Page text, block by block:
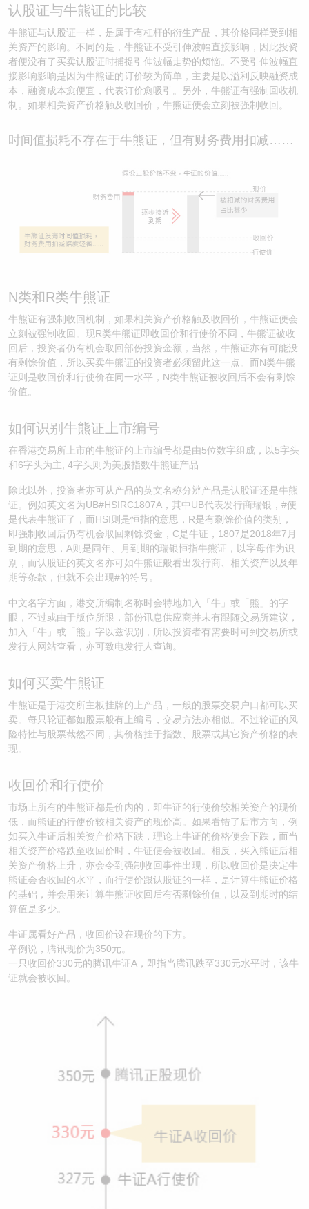
认股证与牛熊证的比较
牛熊证与认股证一样，是属于有杠杆的衍生产品，其价格同样受到相
关资产的影响。不同的是，牛熊证不受引伸波幅直接影响，因此投资
者便没有了买卖认股证时捕捉引伸波幅走势的烦恼。不受引伸波幅直
接影响影响是因为牛熊证的订价较为简单，主要是以溢利反映融资成
本，融资成本愈便宜，代表订价愈吸引。另外，牛熊证有强制回收机
制。如果相关资产价格触及收回价，牛熊证便会立刻被强制收回。
时间值损耗不存在于牛熊证，但有财务费用扣减……
N类和R类牛熊证
牛熊证有强制收回机制，如果相关资产价格触及收回价，牛熊证便会
立刻被强制收回。现R类牛熊证即收回价和行使价不同，牛熊证被收
回后，投资者仍有机会取回部份投资金额，当然，牛熊证亦有可能没
有剩馀价值，所以买卖牛熊证的投资者必须留此这一点。而N类牛熊
证则是收回价和行使价在同一水平，N类牛熊证被收回后不会有剩馀
价值。
如何识别牛熊证上市编号
在香港交易所上市的牛熊证的上市编号都是由5位数字组成，以5字头
和6字头为主, 4字头则为美股指数牛熊证产品
除此以外，投资者亦可从产品的英文名称分辨产品是认股证还是牛熊
证。例如英文名为UB#HSIRC1807A，其中UB代表发行商瑞银，#便
是代表牛熊证了，而HSI则是恒指的意思，R是有剩馀价值的类别，
即强制收回后仍有机会取回剩馀资金，C是牛证，1807是2018年7月
到期的意思，A则是同年、月到期的瑞银恒指牛熊证，以字母作为识
别，而认股证的英文名亦可如牛熊证般看出发行商、相关资产以及年
期等条款，但就不会出现#的符号。
中文名字方面，港交所编制名称时会特地加入「牛」或「熊」的字
眼，不过或由于版位所限，部份讯息供应商并未有跟随交易所建议，
加入「牛」或「熊」字以兹识别，所以投资者有需要时可到交易所或
发行人网站查看，亦可致电发行人查询。
如何买卖牛熊证
牛熊证是于港交所主板挂牌的上产品，一般的股票交易户口都可以买
卖。每只轮证都如股票般有上编号，交易方法亦相似。不过轮证的风
险特性与股票截然不同，其价格挂于指数、股票或其它资产价格的表
现。
收回价和行使价
市场上所有的牛熊证都是价内的，即牛证的行使价较相关资产的现价
低，而熊证的行使价较相关资产的现价高。如果看错了后市方向，例
如买入牛证后相关资产价格下跌，理论上牛证的价格便会下跌，而当
相关资产价格跌至收回价时，牛证便会被收回。相反，买入熊证后相
关资产价格上升，亦会令到强制收回事件出现，所以收回价是决定牛
熊证会否收回的水平，而行使价跟认股证的一样，是计算牛熊证价格
的基础，并会用来计算牛熊证收回后有否剩馀价值，以及到期时的结
算值是多少。
牛证属看好产品，收回价设在现价的下方。
举例说，腾讯现价为350元。
一只收回价330元的腾讯牛证A，即指当腾讯跌至330元水平时，该牛
证就会被收回。